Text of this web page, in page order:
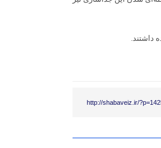
http://shabaveiz.ir/